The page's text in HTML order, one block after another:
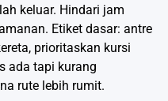
keluar. Hindari jam
Etiket dasar: antre
prioritaskan kursi
ada tapi kurang
rute lebih rumit.